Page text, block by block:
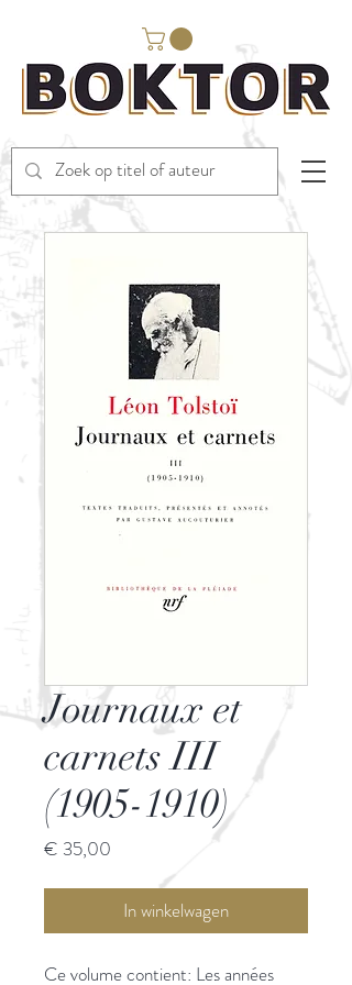
Journaux et
carnets III
(1905-1910)
€ 35,00
In winkelwagen
Ce volume contient: Les années